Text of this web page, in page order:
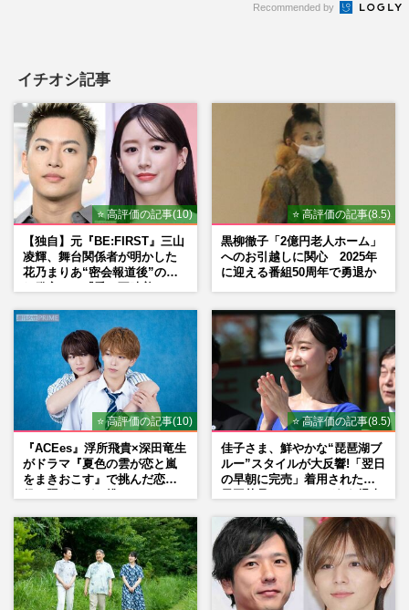
Recommended by
イチオシ記事
⭐ 高評価の記事(10)
【独自】元『BE:FIRST』三山
凌輝、舞台関係者が明かした
花乃まりあ“密会報道後”の呆
⭐ 高評価の記事(8.5)
黒柳徹子「2億円老人ホーム」
へのお引越しに関心 2025年
に迎える番組50周年で勇退か
⭐ 高評価の記事(10)
『ACEes』浮所飛貴×深田竜生
がドラマ『夏色の雲が恋と嵐
をまきおこす』で挑んだ恋人
⭐ 高評価の記事(8.5)
佳子さま、鮮やかな“琵琶湖ブ
ルー”スタイルが大反響!「翌日
の早朝に完売」着用された地